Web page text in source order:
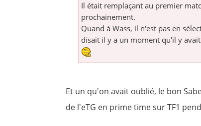
Il était remplaçant au premier
prochainement.
Quand à Wass, il n'est pas en
disait il y a un moment qu'il y
Et un qu'on avait oublié, le bon
de l'eTG en prime time sur TF1